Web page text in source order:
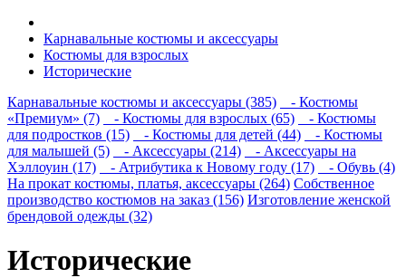
Карнавальные костюмы и аксессуары
Костюмы для взрослых
Исторические
Карнавальные костюмы и аксессуары (385)
- Костюмы
«Премиум» (7)
- Костюмы для взрослых (65)
- Костюмы
для подростков (15)
- Костюмы для детей (44)
- Костюмы
для малышей (5)
- Аксессуары (214)
- Аксессуары на
Хэллоуин (17)
- Атрибутика к Новому году (17)
- Обувь (4)
На прокат костюмы, платья, аксессуары (264) Собственное
производство костюмов на заказ (156) Изготовление женской
брендовой одежды (32)
Исторические